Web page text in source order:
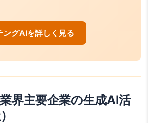
ングAIを詳しく見る
界主要企業の生成AI活